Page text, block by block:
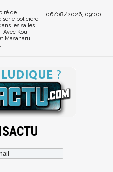
06/08/2026, 09:00
de
série policière
les salles
Avec Kou
Masaharu